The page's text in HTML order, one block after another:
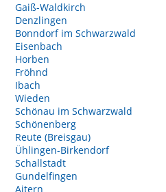
Gaiß-Waldkirch
Denzlingen
Bonndorf im Schwarzwald
Eisenbach
Horben
Fröhnd
Ibach
Wieden
Schönau im Schwarzwald
Schönenberg
Reute (Breisgau)
Ühlingen-Birkendorf
Schallstadt
Gundelfingen
Aitern